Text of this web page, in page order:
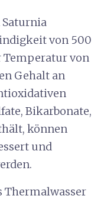
Saturnia
von 500
Temperatur von
Gehalt an
Bikarbonate,
können
und
Thermalwasser